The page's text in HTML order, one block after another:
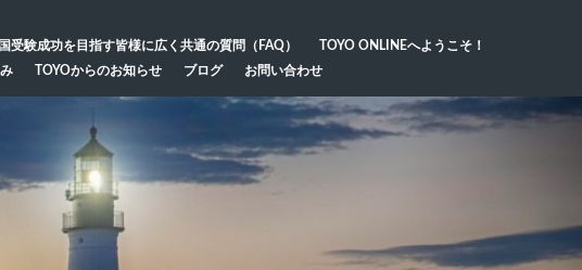
受験成功を目指す皆様に広く共通の質問（FAQ）
TOYO ONLINEへようこそ！
TOYOからのお知らせ ブログ お問い合わせ